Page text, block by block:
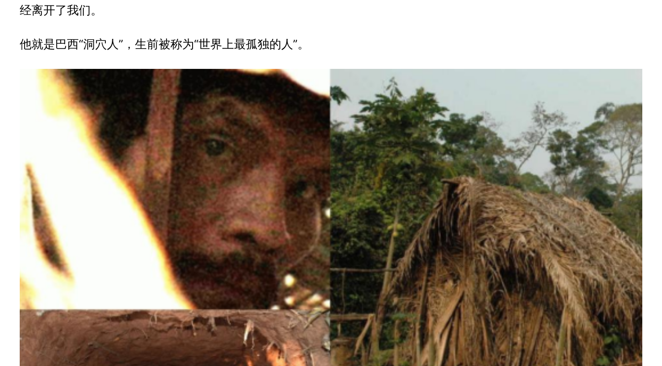
经离开了我们。
他就是巴西“洞穴人”，生前被称为“世界上最孤独的人”。